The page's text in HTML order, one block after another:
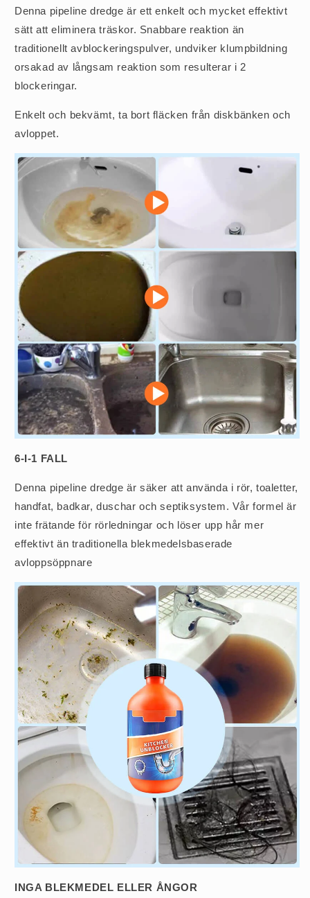
Denna pipeline dredge är ett enkelt och mycket effektivt
sätt att eliminera träskor. Snabbare reaktion än
traditionellt avblockeringspulver, undviker klumpbildning
orsakad av långsam reaktion som resulterar i 2
blockeringar.
Enkelt och bekvämt, ta bort fläcken från diskbänken och
avloppet.
6-I-1 FALL
Denna pipeline dredge är säker att använda i rör, toaletter,
handfat, badkar, duschar och septiksystem. Vår formel är
inte frätande för rörledningar och löser upp hår mer
effektivt än traditionella blekmedelsbaserade
avloppsöppnare
INGA BLEKMEDEL ELLER ÅNGOR